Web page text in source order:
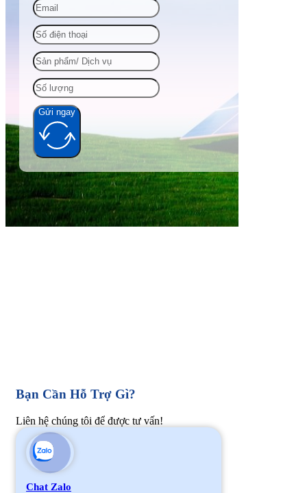
Gửi ngay
Bạn Cần Hỗ Trợ Gì?
Liên hệ chúng tôi để được tư vấn!
Chat Zalo